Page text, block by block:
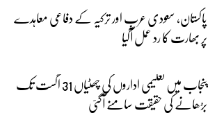
پاکستان، سعودی عرب اور ترکیہ کے دفاعی معاہدے
پر بھارت کا رد عمل آگیا
پنجاب میں تعلیمی اداروں کی چھٹیاں 31 اگست تک
بڑھانے کی حقیقت سامنے آگئی